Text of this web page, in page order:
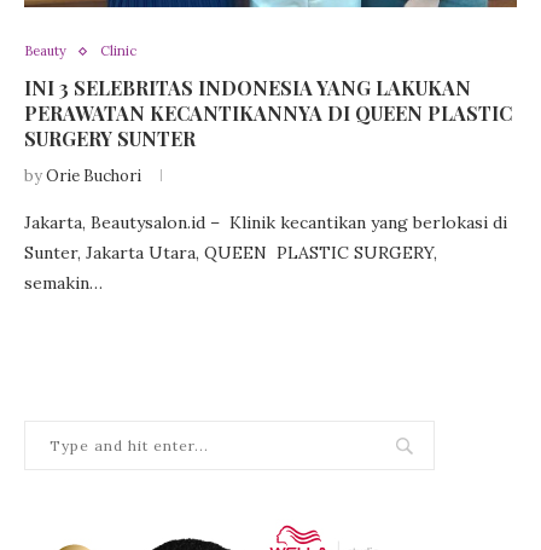
Beauty Clinic
INI 3 SELEBRITAS INDONESIA YANG LAKUKAN
PERAWATAN KECANTIKANNYA DI QUEEN PLASTIC
SURGERY SUNTER
byOrie Buchori
Jakarta, Beautysalon.id – Klinik kecantikan yang berlokasi di
Sunter, Jakarta Utara, QUEEN PLASTIC SURGERY,
semakin…